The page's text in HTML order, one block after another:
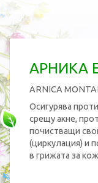
АРНИКА
ARNICA
Осигурява
срещу акне,
почистващи
(циркулация) и
в грижата за